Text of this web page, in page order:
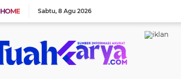
HOME Sabtu 8 Agu 2026